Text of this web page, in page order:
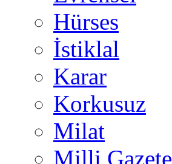
Hürses
İstiklal
Karar
Korkusuz
Milat
Milli Gazete